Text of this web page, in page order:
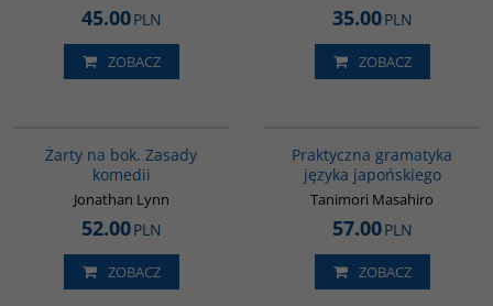
45.00PLN
ZOBACZ
35.00PLN
ZOBACZ
Żarty na bok. Zasady
komedii
Jonathan Lynn
52.00PLN
ZOBACZ
Praktyczna gramatyka
języka japońskiego
Tanimori Masahiro
57.00PLN
ZOBACZ